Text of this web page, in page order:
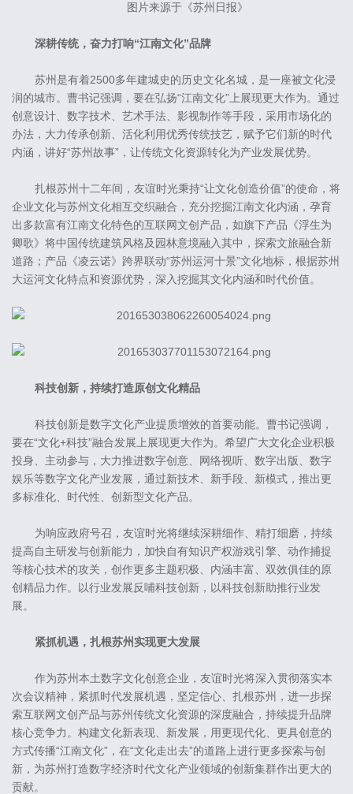
图片来源于《苏州日报》
深耕传统，奋力打响“江南文化”品牌
苏州是有着2500多年建城史的历史文化名城，是一座被文化浸
润的城市。曹书记强调，要在弘扬“江南文化”上展现更大作为。通过
创意设计、数字技术、艺术手法、影视制作等手段，采用市场化的
办法，大力传承创新、活化利用优秀传统技艺，赋予它们新的时代
内涵，讲好“苏州故事”，让传统文化资源转化为产业发展优势。
扎根苏州十二年间，友谊时光秉持“让文化创造价值”的使命，将
企业文化与苏州文化相互交织融合，充分挖掘江南文化内涵，孕育
出多款富有江南文化特色的互联网文创产品，如旗下产品《浮生为
卿歌》将中国传统建筑风格及园林意境融入其中，探索文旅融合新
道路；产品《凌云诺》跨界联动“苏州运河十景”文化地标，根据苏州
大运河文化特点和资源优势，深入挖掘其文化内涵和时代价值。
科技创新，持续打造原创文化精品
科技创新是数字文化产业提质增效的首要动能。曹书记强调，
要在“文化+科技”融合发展上展现更大作为。希望广大文化企业积极
投身、主动参与，大力推进数字创意、网络视听、数字出版、数字
娱乐等数字文化产业发展，通过新技术、新手段、新模式，推出更
多标准化、时代性、创新型文化产品。
为响应政府号召，友谊时光将继续深耕细作、精打细磨，持续
提高自主研发与创新能力，加快自有知识产权游戏引擎、动作捕捉
等核心技术的攻关，创作更多主题积极、内涵丰富、双效俱佳的原
创精品力作。以行业发展反哺科技创新，以科技创新助推行业发
展。
紧抓机遇，扎根苏州实现更大发展
作为苏州本土数字文化创意企业，友谊时光将深入贯彻落实本
次会议精神，紧抓时代发展机遇，坚定信心、扎根苏州，进一步探
索互联网文创产品与苏州传统文化资源的深度融合，持续提升品牌
核心竞争力。构建文化新表现、新发展，用更现代化、更具创意的
方式传播“江南文化”，在“文化走出去”的道路上进行更多探索与创
新，为苏州打造数字经济时代文化产业领域的创新集群作出更大的
贡献。